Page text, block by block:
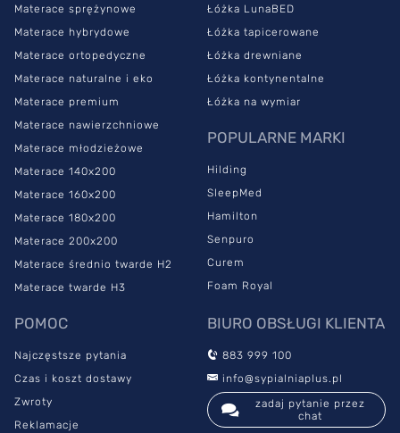
Materace sprężynowe
Materace hybrydowe
Materace ortopedyczne
Materace naturalne i eko
Materace premium
Materace nawierzchniowe
Materace młodzieżowe
Materace 140x200
Materace 160x200
Materace 180x200
Materace 200x200
Materace średnio twarde H2
Materace twarde H3
Łóżka LunaBED
Łóżka tapicerowane
Łóżka drewniane
Łóżka kontynentalne
Łóżka na wymiar
POPULARNE MARKI
Hilding
SleepMed
Hamilton
Senpuro
Curem
Foam Royal
POMOC
Najczęstsze pytania
Czas i koszt dostawy
Zwroty
Reklamacje
BIURO OBSŁUGI KLIENTA
883 999 100
info@sypialniaplus.pl
zadaj pytanie przez
chat